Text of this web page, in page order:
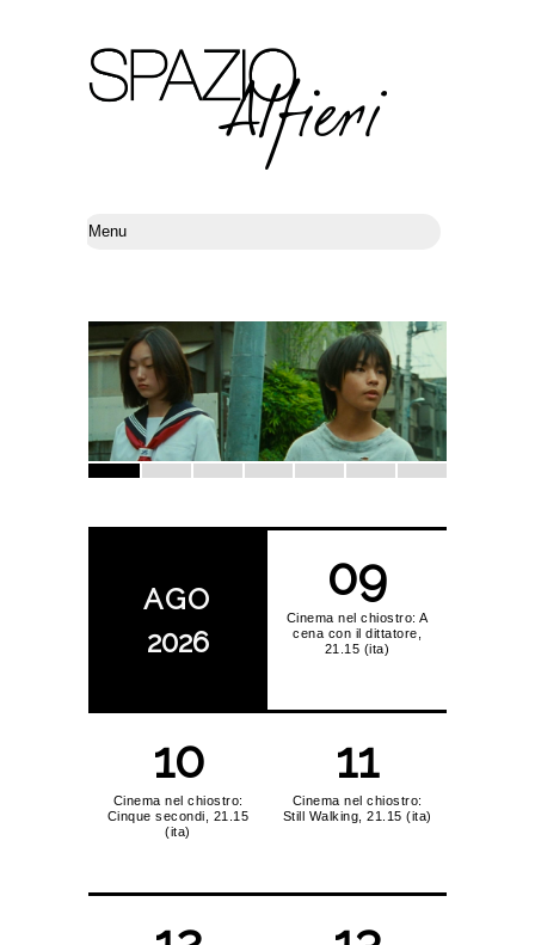
AGO
2026
09
Cinema nel chiostro: A
cena con il dittatore,
21.15 (ita)
10
Cinema nel chiostro:
Cinque secondi, 21.15
(ita)
11
Cinema nel chiostro:
Still Walking, 21.15 (ita)